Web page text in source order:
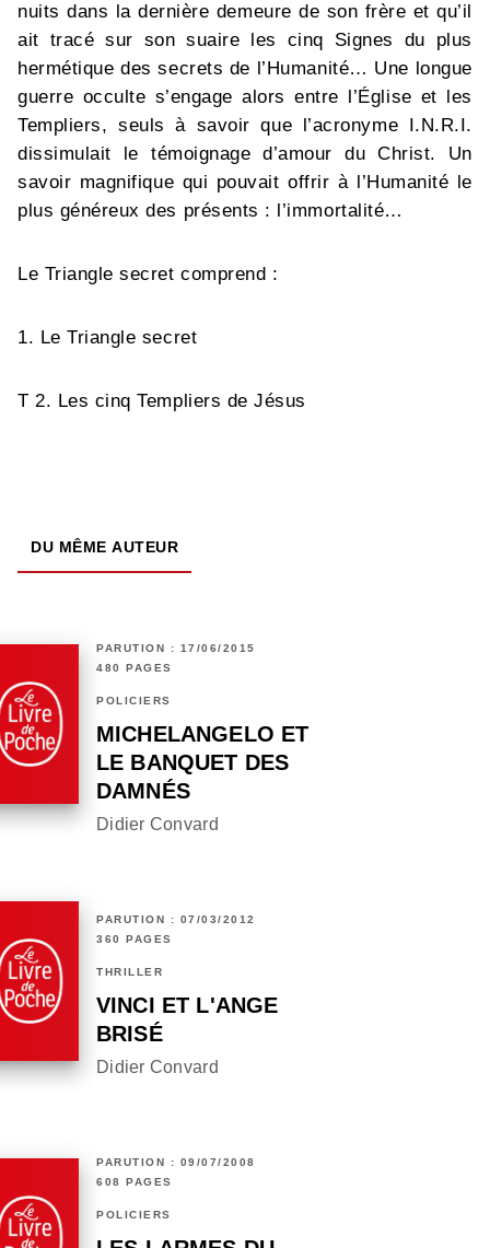
nuits dans la dernière demeure de son frère et qu’il
ait tracé sur son suaire les cinq Signes du plus
hermétique des secrets de l’Humanité… Une longue
guerre occulte s’engage alors entre l’Église et les
Templiers, seuls à savoir que l’acronyme I.N.R.I.
dissimulait le témoignage d’amour du Christ. Un
savoir magnifique qui pouvait offrir à l’Humanité le
plus généreux des présents : l’immortalité…
Le Triangle secret comprend :
1. Le Triangle secret
T 2. Les cinq Templiers de Jésus
DU MÊME AUTEUR
PARUTION : 17/06/2015
480 PAGES
POLICIERS
MICHELANGELO ET
LE BANQUET DES
DAMNÉS
Didier Convard
PARUTION : 07/03/2012
360 PAGES
THRILLER
VINCI ET L'ANGE
BRISÉ
Didier Convard
PARUTION : 09/07/2008
608 PAGES
POLICIERS